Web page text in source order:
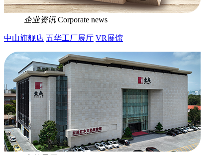
企业资讯 Corporate news
中山旗舰店 五华工厂展厅 VR展馆